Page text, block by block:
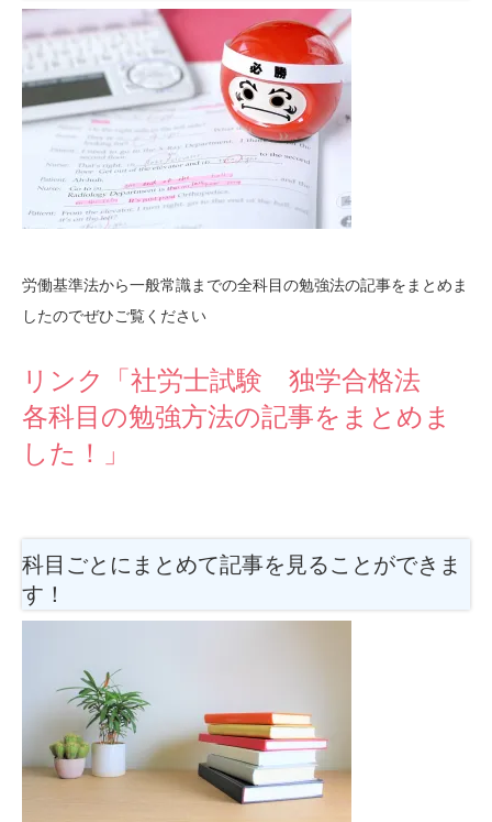
労働基準法から一般常識までの全科目の勉強法の記事をまとめま
したのでぜひご覧ください
リンク「社労士試験 独学合格法
各科目の勉強方法の記事をまとめま
した！」
科目ごとにまとめて記事を見ることができま
す！